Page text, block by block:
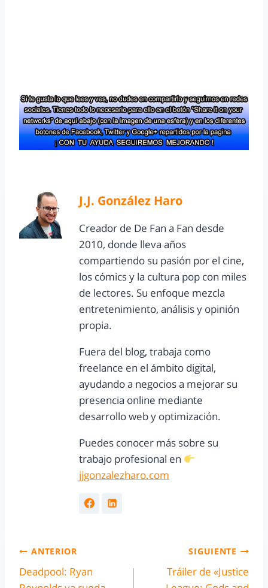
J.J. González Haro
Creador de De Fan a Fan desde
2010, donde lleva años
compartiendo su pasión por el cine,
los cómics y la cultura pop con miles
de lectores. Su enfoque mezcla
entretenimiento, análisis y opinión
propia.
Fuera del blog, trabaja como
freelance en el ámbito digital,
ayudando a negocios a mejorar su
presencia online mediante
desarrollo web y optimización.
Puedes conocer más sobre su
trabajo profesional en
jjgonzalezharo.com
ANTERIOR
Deadpool: Ryan
SIGUIENTE
Tráiler de «Justice